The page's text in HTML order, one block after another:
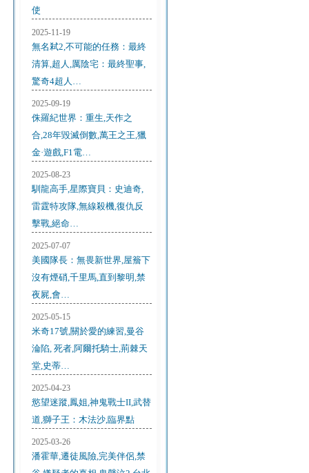
使
2025-11-19
無名弒2,不可能的任務：最終
清算,超人,厲陰宅：最終聖事,
驚奇4超人…
2025-09-19
侏羅紀世界：重生,天作之
合,28年毀滅倒數,萬王之王,獵
金·遊戲,F1電…
2025-08-23
馴龍高手,星際寶貝：史迪奇,
雷霆特攻隊,無線殺機,復仇反
擊戰,絕命…
2025-07-07
美國隊長：無畏新世界,屋簷下
沒有煙硝,千里馬,直到黎明,禁
夜屍,會…
2025-05-15
米奇17號,關於愛的練習,曼谷
淪陷, 死者,阿爾托騎士,荊棘天
堂,史蒂…
2025-04-23
慾望迷蹤,鳳姐,神鬼戰士II,武替
道,獅子王：木法沙,臨界點
2025-03-26
潘霍華,遷徒風險,完美伴侶,禁